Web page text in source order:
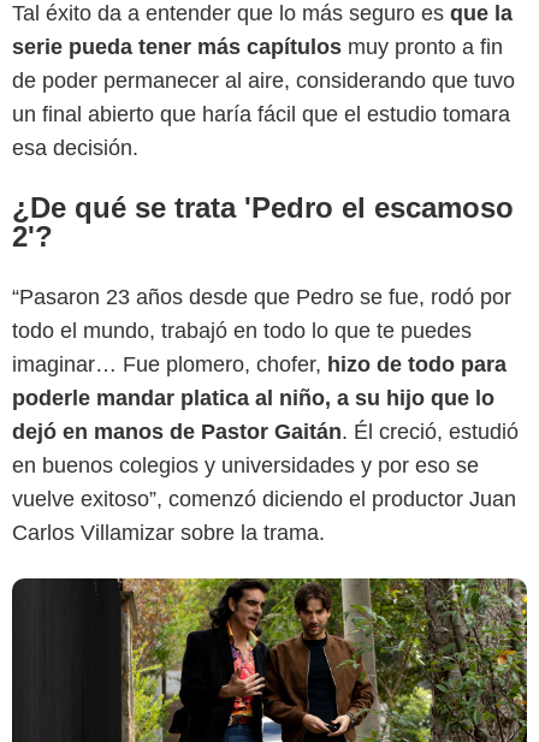
Tal éxito da a entender que lo más seguro es que la
serie pueda tener más capítulos muy pronto a fin
de poder permanecer al aire, considerando que tuvo
un final abierto que haría fácil que el estudio tomara
esa decisión.
¿De qué se trata 'Pedro el escamoso
2'?
“Pasaron 23 años desde que Pedro se fue, rodó por
todo el mundo, trabajó en todo lo que te puedes
imaginar… Fue plomero, chofer, hizo de todo para
poderle mandar platica al niño, a su hijo que lo
dejó en manos de Pastor Gaitán. Él creció, estudió
en buenos colegios y universidades y por eso se
vuelve exitoso”, comenzó diciendo el productor Juan
Carlos Villamizar sobre la trama.
Disney Plus